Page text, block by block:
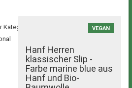
VEGAN
Hanf Herren
klassischer Slip -
Farbe marine blue aus
Hanf und Bio-